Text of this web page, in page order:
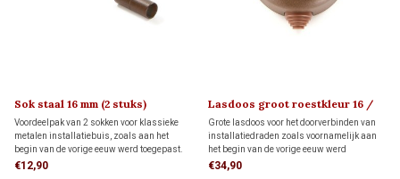
Sok staal 16 mm (2 stuks)
Voordeelpak van 2 sokken voor klassieke
metalen installatiebuis, zoals aan het
begin van de vorige eeuw werd toegepast.
Deze sokken hebben een zeer hoge
€12,90
Lasdoos groot roestkleur 16 /
20 mm
Grote lasdoos voor het doorverbinden van
installatiedraden zoals voornamelijk aan
het begin van de vorige eeuw werd
toegepast. Deze lasdoos is geschikt voor
€34,90